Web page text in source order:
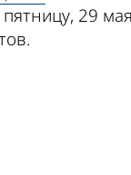
29